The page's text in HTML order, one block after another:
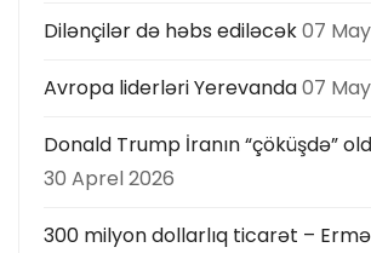
Dilənçilər də həbs ediləcək07
Avropa liderləri Yerevanda07
Donald Trump İranın “çöküşdə”
30 Aprel 2026
300 milyon dollarlıq ticarət –